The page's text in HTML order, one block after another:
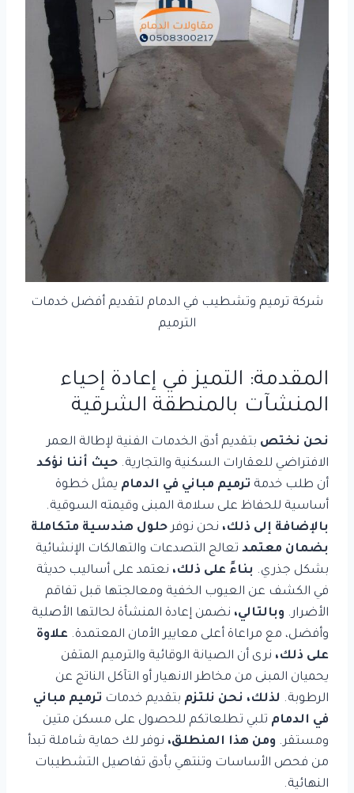
شركة ترميم وتشطيب في الدمام لتقديم أفضل خدمات
الترميم
المقدمة: التميز في إعادة إحياء
المنشآت بالمنطقة الشرقية
نحن نختص بتقديم أدق الخدمات الفنية لإطالة العمر
الافتراضي للعقارات السكنية والتجارية. حيث أننا نؤكد
أن طلب خدمة ترميم مباني في الدمام يمثل خطوة
أساسية للحفاظ على سلامة المبنى وقيمته السوقية.
بالإضافة إلى ذلك، نحن نوفرحلول هندسية متكاملة
بضمان معتمد تعالج التصدعات والتهالكات الإنشائية
بشكل جذري. بناءً على ذلك، نعتمد على أساليب حديثة
في الكشف عن العيوب الخفية ومعالجتها قبل تفاقم
الأضرار. وبالتالي، نضمن إعادة المنشأة لحالتها الأصلية
وأفضل، مع مراعاة أعلى معايير الأمان المعتمدة. علاوة
على ذلك، نرى أن الصيانة الوقائية والترميم المتقن
يحميان المبنى من مخاطر الانهيار أو التآكل الناتج عن
الرطوبة. لذلك، نحن نلتزم بتقديم خدمات ترميم مباني
في الدمام تلبي تطلعاتكم للحصول على مسكن متين
ومستقر. ومن هذا المنطلق، نوفر لك حماية شاملة تبدأ
من فحص الأساسات وتنتهي بأدق تفاصيل التشطيبات
النهائية.